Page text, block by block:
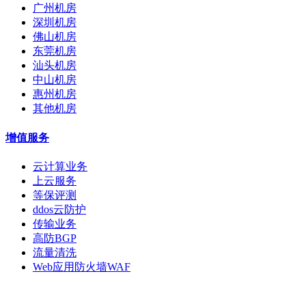
广州机房
深圳机房
佛山机房
东莞机房
汕头机房
中山机房
惠州机房
其他机房
增值服务
云计算业务
上云服务
等保评测
ddos云防护
传输业务
高防BGP
流量清洗
Web应用防火墙WAF